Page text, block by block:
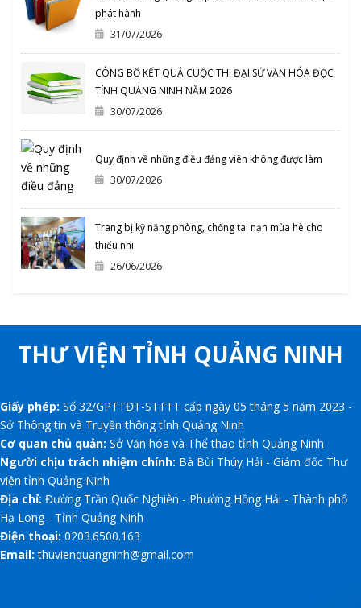
phát hành
31/07/2026
CÔNG BỐ KẾT QUẢ CUỘC THI ĐẠI SỨ VĂN HÓA ĐỌC
TỈNH QUẢNG NINH NĂM 2026
30/07/2026
Quy định về những điều đảng viên không được làm
30/07/2026
Trang bị kỹ năng phòng, chống tai nạn mùa hè cho
thiếu nhi
26/06/2026
THƯ VIỆN TỈNH QUẢNG NINH
Giấy phép: Số 32/GPTTĐT-STTTT cấp ngày 05 tháng 5 năm 2023 -
Sở Thông tin và Truyền thông tỉnh Quảng Ninh
Cơ quan chủ quản: Sở Văn hóa và Thể thao tỉnh Quảng Ninh
Người chịu trách nhiệm chính: Bà Bùi Thúy Hải - Giám đốc Thư
viện tỉnh Quảng Ninh
Địa chỉ: Đường Trần Quốc Nghiễn - Phường Hồng Hải - Thành phố
Hạ Long - Tỉnh Quảng Ninh
Điện thoại: 0203.6500.163
Email: thuvienquangninh@gmail.com